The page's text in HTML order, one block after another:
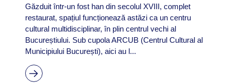
Găzduit într-un fost han din secolul XVIII, complet
restaurat, spațiul funcționează astăzi ca un centru
cultural multidisciplinar, în plin centrul vechi al
Bucureștiului. Sub cupola ARCUB (Centrul Cultural al
Municipiului București), aici au l...